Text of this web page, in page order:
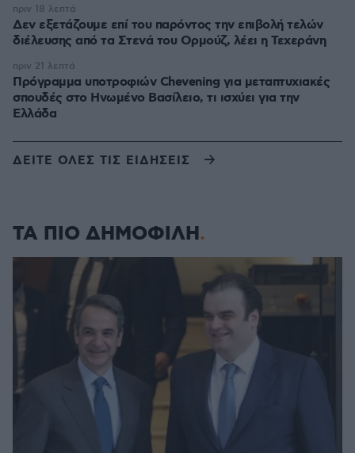
Δεν εξετάζουμε επί του παρόντος την επιβολή τελών
διέλευσης από τα Στενά του Ορμούζ, λέει η Τεχεράνη
πριν 18 λεπτά
Πρόγραμμα υποτροφιών Chevening για μεταπτυχιακές
σπουδές στο Ηνωμένο Βασίλειο, τι ισχύει για την
Ελλάδα
πριν 21 λεπτά
ΔΕΙΤΕ ΟΛΕΣ ΤΙΣ ΕΙΔΗΣΕΙΣ
ΤΑ ΠΙΟ ΔΗΜΟΦΙΛΗ